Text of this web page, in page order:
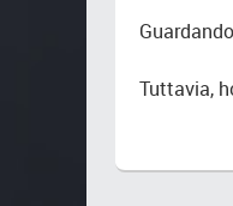
Tuttavia,